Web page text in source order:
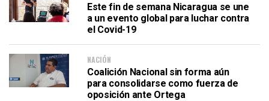
Este fin de semana Nicaragua se une
a un evento global para luchar contra
el Covid-19
NACIÓN
Coalición Nacional sin forma aún
para consolidarse como fuerza de
oposición ante Ortega